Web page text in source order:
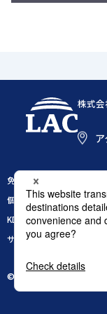
株式会
免責条項
個人情報保護方針
個人
KDDIグループ環境方針
サイトのご利用条件
© 1995 LAC Co., Ltd.